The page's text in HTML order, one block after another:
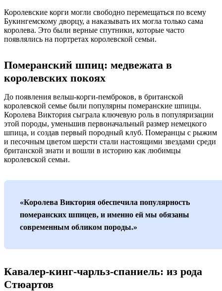
Королевские корги могли свободно перемещаться по всему
Букингемскому дворцу, а наказывать их могла только сама
королева. Это были верные спутники, которые часто
появлялись на портретах королевской семьи.
Померанский шпиц: медвежата в
королевских покоях
До появления вельш-корги-пемброков, в британской
королевской семье были популярны померанские шпицы.
Королева Виктория сыграла ключевую роль в популяризации
этой породы, уменьшив первоначальный размер немецкого
шпица, и создав первый породный клуб. Померанцы с рыжим
и песочным цветом шерсти стали настоящими звездами среди
британской знати и вошли в историю как любимцы
королевской семьи.
«Королева Виктория обеспечила популярность
померанских шпицев, и именно ей мы обязаны
современным обликом породы.»
Кавалер-кинг-чарльз-спаниель: из рода
Стюартов